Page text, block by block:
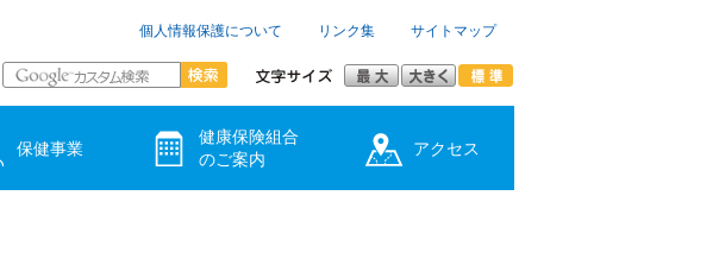
個人情報保護について リンク集 サイトマップ
保健事業
健康保険組合
のご案内
アクセス